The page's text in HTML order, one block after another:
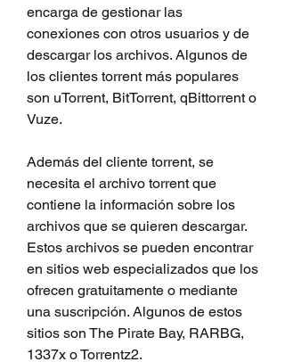
encarga de gestionar las
conexiones con otros usuarios y de
descargar los archivos. Algunos de
los clientes torrent más populares
son uTorrent, BitTorrent, qBittorrent o
Vuze.
Además del cliente torrent, se
necesita el archivo torrent que
contiene la información sobre los
archivos que se quieren descargar.
Estos archivos se pueden encontrar
en sitios web especializados que los
ofrecen gratuitamente o mediante
una suscripción. Algunos de estos
sitios son The Pirate Bay, RARBG,
1337x o Torrentz2.